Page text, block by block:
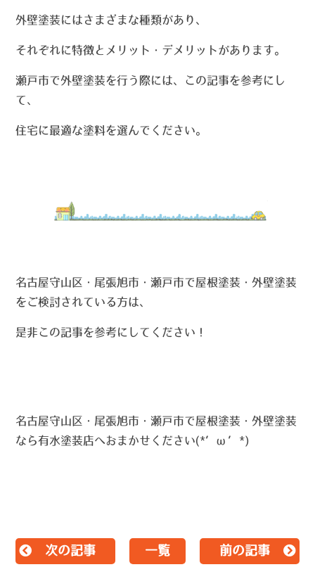
外壁塗装にはさまざまな種類があり、
それぞれに特徴とメリット・デメリットがあります。
瀬戸市で外壁塗装を行う際には、この記事を参考にし
て、
住宅に最適な塗料を選んでください。
名古屋守山区・尾張旭市・瀬戸市で屋根塗装・外壁塗装
をご検討されている方は、
是非この記事を参考にしてください！
名古屋守山区・尾張旭市・瀬戸市で屋根塗装・外壁塗装
なら有水塗装店へおまかせください(*’ω’*)
次の記事 一覧 前の記事